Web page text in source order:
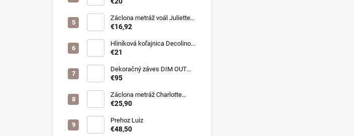
Záclona metráž voál Juliette
farba biela
€16,92
Hliníková koľajnica Decolino
bronz
€21
Dekoračný záves DIM OUT
Pierot farba 08
€95
Záclona metráž Charlotte
púdrová
€25,90
Prehoz Luiz
€48,50